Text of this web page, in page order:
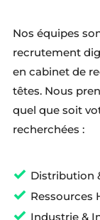
Nos équipes
recrutement
en cabinet de
têtes. Nous
quel que soit
recherchées :
Distribution
Ressources
Industrie &